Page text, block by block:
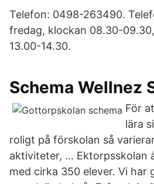
Telefon: 0498-263490.
fredag, klockan 08.30-
13.00-14.30.
Schema Wellnez
För
lära
roligt på förskolan så
aktiviteter, … Ektorpsskolan
med cirka 350 elever. Vi har